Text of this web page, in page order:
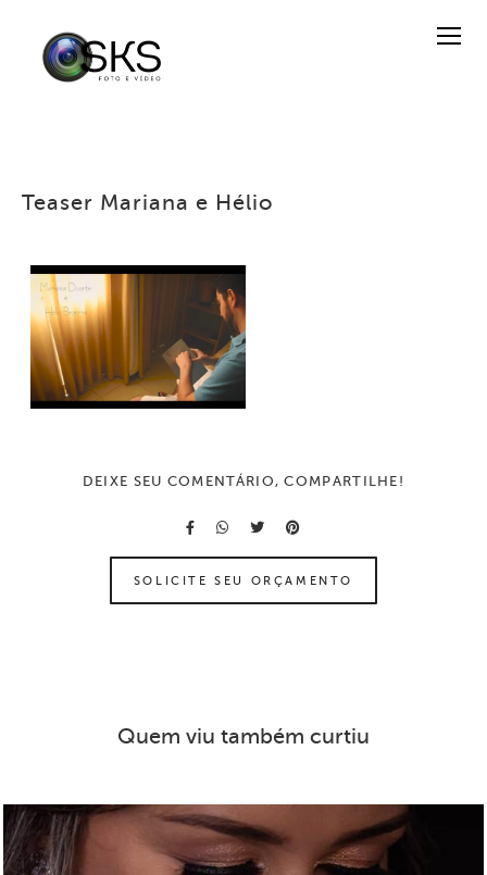
Teaser Mariana e Hélio
DEIXE SEU COMENTÁRIO, COMPARTILHE!
SOLICITE SEU ORÇAMENTO
Quem viu também curtiu